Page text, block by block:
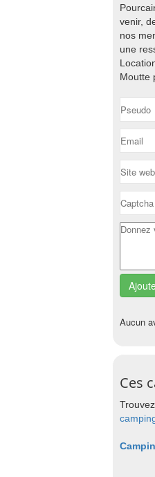
venir,
nos
une
Moutte
Aucun
Ces